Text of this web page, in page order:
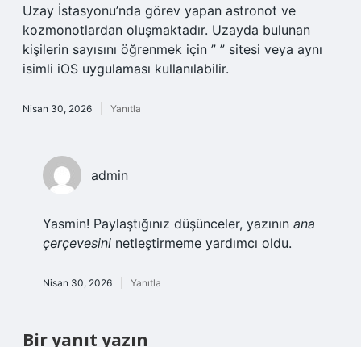
Uzay İstasyonu’nda görev yapan astronot ve
kozmonotlardan oluşmaktadır. Uzayda bulunan
kişilerin sayısını öğrenmek için ” ” sitesi veya aynı
isimli iOS uygulaması kullanılabilir.
Nisan 30, 2026 Yanıtla
admin
Yasmin! Paylaştığınız düşünceler, yazının ana
çerçevesini netleştirmeme yardımcı oldu.
Nisan 30, 2026 Yanıtla
Bir yanıt yazın